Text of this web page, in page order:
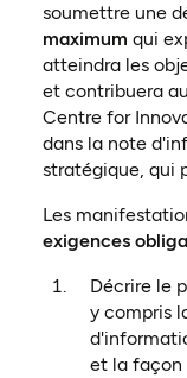
soumettre une
maximum qui
atteindra les
et contribuera
Centre for
dans la note
stratégique, qui
Les
exigences
Décrire le
y compris
et la façon